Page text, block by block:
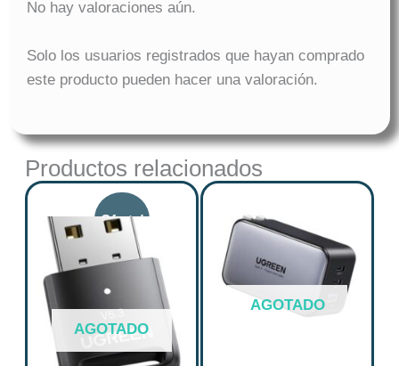
No hay valoraciones aún.
Solo los usuarios registrados que hayan comprado
este producto pueden hacer una valoración.
Productos relacionados
AGOTADO
Original
price
was:
$ 69.825.
Current
$ 55.860.
AGOTADO
tiene
múltiples
variantes.
Las